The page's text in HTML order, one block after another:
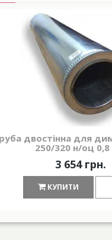
двостінна для
250/320 н/оц
3 654 грн.
КУПИТИ